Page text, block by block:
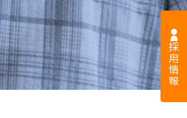
採用情報